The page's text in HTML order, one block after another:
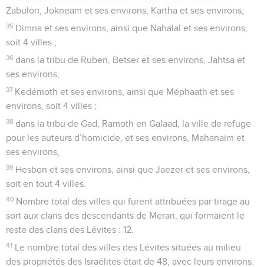
Zabulon, Jokneam et ses environs, Kartha et ses environs,
35 Dimna et ses environs, ainsi que Nahalal et ses environs,
soit 4 villes ;
36 dans la tribu de Ruben, Betser et ses environs, Jahtsa et
ses environs,
37 Kedémoth et ses environs, ainsi que Méphaath et ses
environs, soit 4 villes ;
38 dans la tribu de Gad, Ramoth en Galaad, la ville de refuge
pour les auteurs d’homicide, et ses environs, Mahanaïm et
ses environs,
39 Hesbon et ses environs, ainsi que Jaezer et ses environs,
soit en tout 4 villes.
40 Nombre total des villes qui furent attribuées par tirage au
sort aux clans des descendants de Merari, qui formaient le
reste des clans des Lévites : 12.
41 Le nombre total des villes des Lévites situées au milieu
des propriétés des Israélites était de 48, avec leurs environs.